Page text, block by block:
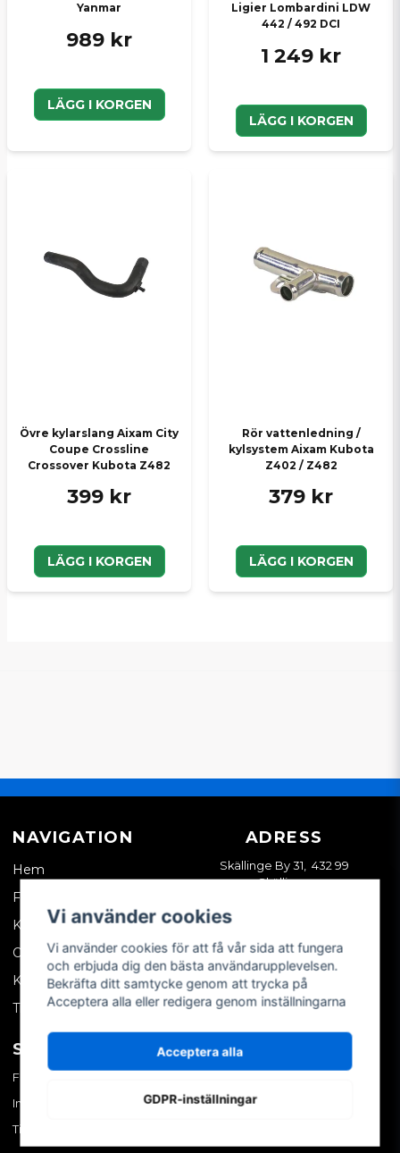
Yanmar
989 kr
LÄGG I KORGEN
Ligier Lombardini LDW
442 / 492 DCI
1 249 kr
LÄGG I KORGEN
Övre kylarslang Aixam City
Coupe Crossline
Crossover Kubota Z482
399 kr
LÄGG I KORGEN
Rör vattenledning /
kylsystem Aixam Kubota
Z402 / Z482
379 kr
LÄGG I KORGEN
NAVIGATION
Hem
Företagskund
Kontakta oss
Om oss
Köpvillkor
Tips & trix
ADRESS
Skällinge By 31, 432 99
Skällinge
SOCIALA MEDIER
Facebook
Instagram
TikTok
MITT KONTO
Skapa konto
Vi använder cookies
Vi använder cookies för att få vår sida att fungera
och erbjuda dig den bästa användarupplevelsen.
Bekräfta ditt samtycke genom att trycka på
Acceptera alla eller redigera genom inställningarna
Acceptera alla
GDPR-inställningar